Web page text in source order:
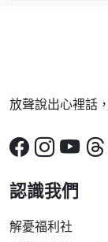
放聲說出心裡話
認識我們
解憂福利社